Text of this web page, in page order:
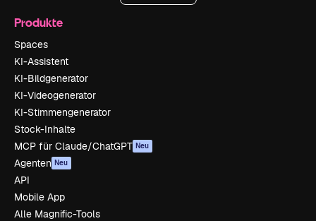
Produkte
Spaces
KI-Assistent
KI-Bildgenerator
KI-Videogenerator
KI-Stimmengenerator
Stock-Inhalte
MCP für Claude/ChatGPT Neu
Agenten Neu
API
Mobile App
Alle Magnific-Tools